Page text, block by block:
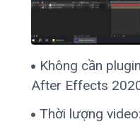
Không cần
After Effects
Thời lượng